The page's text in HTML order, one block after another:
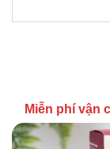
Miễn phí vận